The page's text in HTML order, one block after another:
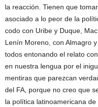
la reacción. Tienen que
asociado a lo peor de la
codo con Uribe y Duque,
Lenín Moreno, con Almagro
todos entonando el relato
en nuestra lengua por el
mentiras que parezcan
del FA, porque no creo que
la política latinoamericana